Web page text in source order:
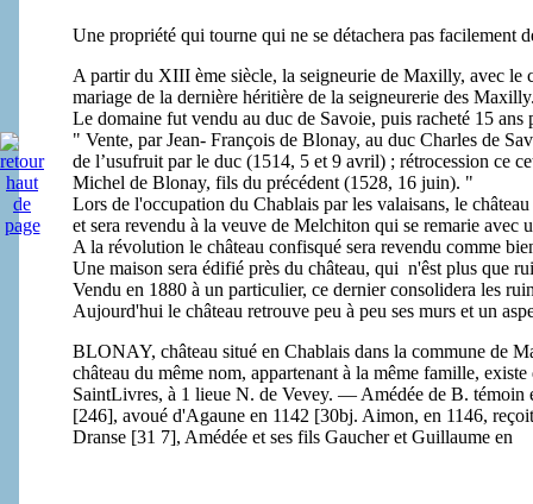
Une propriété qui tourne qui ne se détachera pas facilement
A partir du XIII ème siècle, la seigneurie de Maxilly, avec le
mariage de la dernière héritière de la seigneurerie des
Le domaine fut vendu au duc de Savoie, puis racheté 15
" Vente, par Jean- François de Blonay, au duc Charles de
de l’usufruit par le duc (1514, 5 et 9 avril) ; rétrocession ce
Michel de Blonay, fils du précédent (1528, 16 juin). "
Lors de l'occupation du Chablais par les valaisans, le
et sera revendu à la veuve de Melchiton qui se remarie
A la révolution le château confisqué sera revendu comme
Une maison sera édifié près du château, qui n'êst plus que
Vendu en 1880 à un particulier, ce dernier consolidera les
Aujourd'hui le château retrouve peu à peu ses murs et un
BLONAY, château situé en Chablais dans la commune de
château du même nom, appartenant à la même famille,
SaintLivres, à 1 lieue N. de Vevey. — Amédée de B. témoin
[246], avoué d'Agaune en 1142 [30bj. Aimon, en 1146,
Dranse [31 7], Amédée et ses fils Gaucher et Guillaume en